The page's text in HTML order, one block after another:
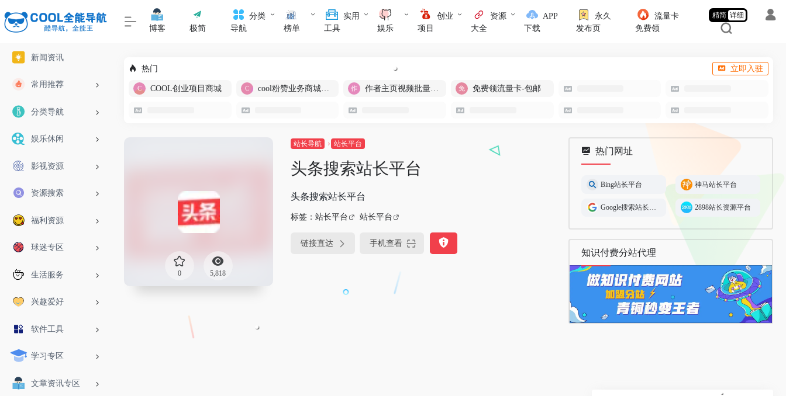
新闻资讯
常用推荐
分类导航
娱乐休闲
影视资源
资源搜索
福利资源
球迷专区
生活服务
兴趣爱好
软件工具
学习专区
文章资讯专区
博客 极简
分类
导航
榜单
实用
工具
娱乐
创业
项目
资源
大全
APP
下载
永久
发布页
流量卡
免费领
精简 详细
热门 立即入驻
COOL创业项目商城 cool粉赞业务商城【爆粉引流】 作者主页视频批量提取 免费领流量卡-包邮
0 5,818
站长导航 站长平台
头条搜索站长平台
头条搜索站长平台
标签： 站长平台 站长平台
链接直达 手机查看
热门网址
Bing站长平台 神马站长平台
Google搜索站长平台 2898站长资源平台
知识付费分站代理